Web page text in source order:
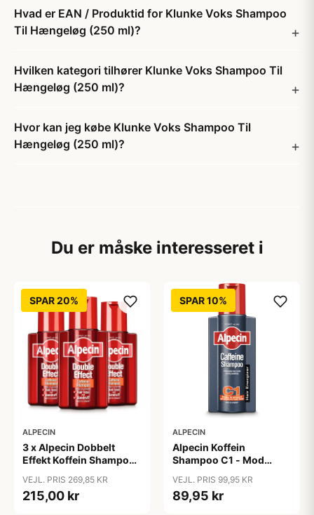
Hvad er EAN / Produktid for Klunke Voks Shampoo
Til Hængeløg (250 ml)?
Hvilken kategori tilhører Klunke Voks Shampoo Til
Hængeløg (250 ml)?
Hvor kan jeg købe Klunke Voks Shampoo Til
Hængeløg (250 ml)?
Du er måske interesseret i
SPAR 20%
ALPECIN
3 x Alpecin Dobbelt
Effekt Koffein Shampoo
VEJL. PRIS 269,85 KR
215,00 kr
SPAR 10%
ALPECIN
Alpecin Koffein
Shampoo C1 - Mod
VEJL. PRIS 99,95 KR
89,95 kr